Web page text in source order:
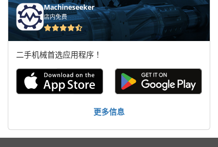
Machineseeker
店内免费
二手机械首选应用程序！
更多信息